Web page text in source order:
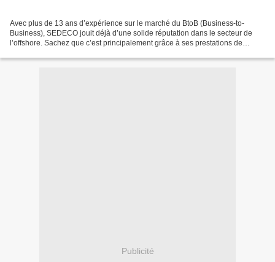
Avec plus de 13 ans d’expérience sur le marché du BtoB (Business-to-
Business), SEDECO jouit déjà d’une solide réputation dans le secteur de
l’offshore. Sachez que c’est principalement grâce à ses prestations de
Publicité